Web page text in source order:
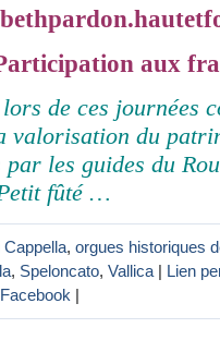
aux
de ces journées
valorisation du
par les guides du
fûté …
, orgues historiques
, Speloncato, Vallica | Lien
Facebook |